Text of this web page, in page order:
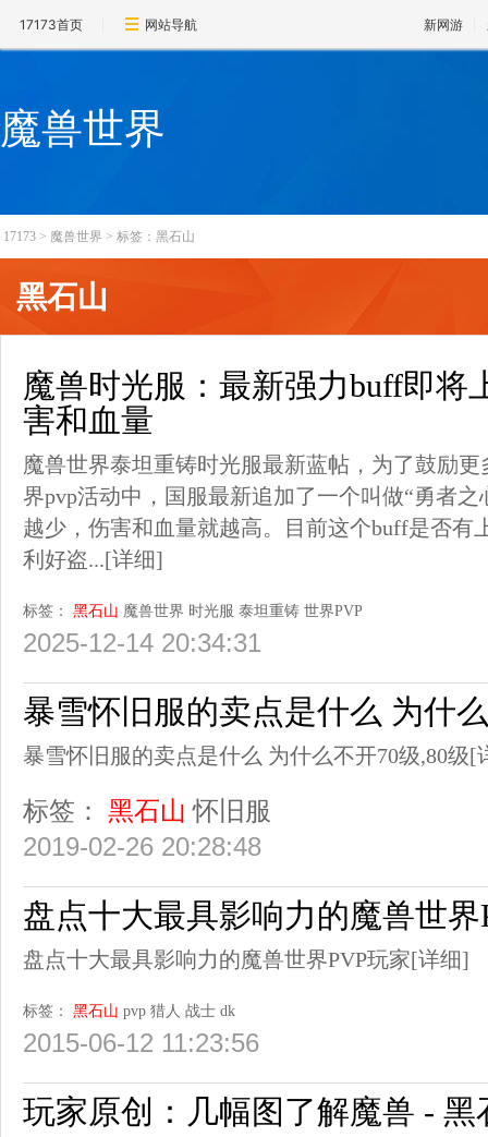
17173首页 网站导航 新网游
魔兽世界
17173 > 魔兽世界 > 标签：黑石山
黑石山
魔兽时光服：最新强力buff即将
害和血量
魔兽世界泰坦重铸时光服最新蓝帖，为了鼓励
界pvp活动中，国服最新追加了一个叫做“勇者
越少，伤害和血量就越高。目前这个buff是否有
利好盗...[详细]
标签： 黑石山 魔兽世界 时光服 泰坦重铸 世界PVP
2025-12-14 20:34:31
暴雪怀旧服的卖点是什么 为什
暴雪怀旧服的卖点是什么 为什么不开70级,80级[
标签： 黑石山 怀旧服
2019-02-26 20:28:48
盘点十大最具影响力的魔兽世界
盘点十大最具影响力的魔兽世界PVP玩家[详细]
标签： 黑石山 pvp 猎人 战士 dk
2015-06-12 11:23:56
玩家原创：几幅图了解魔兽 - 黑